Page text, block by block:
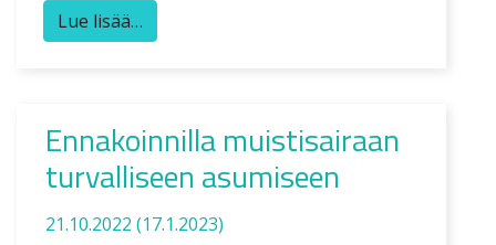
Lue lisää…
Ennakoinnilla muistisairaan
turvalliseen asumiseen
21.10.2022 (17.1.2023)